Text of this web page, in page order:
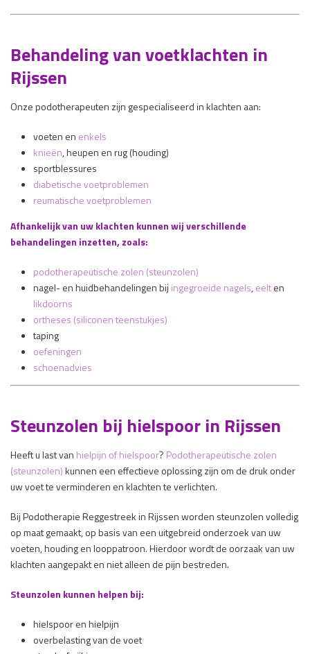
Behandeling van voetklachten in
Rijssen
Onze podotherapeuten zijn gespecialiseerd in klachten aan:
voeten en enkels
knieën, heupen en rug (houding)
sportblessures
diabetische voetproblemen
reumatische voetproblemen
Afhankelijk van uw klachten kunnen wij verschillende
behandelingen inzetten, zoals:
podotherapeutische zolen (steunzolen)
nagel- en huidbehandelingen bij ingegroeide nagels,eelten
likdoorns
ortheses (siliconen teenstukjes)
taping
oefeningen
schoenadvies
Steunzolen bij hielspoor in Rijssen
Heeft u last van hielpijn of hielspoor? Podotherapeutische zolen
(steunzolen)kunnen een effectieve oplossing zijn om de druk onder
uw voet te verminderen en klachten te verlichten.
Bij Podotherapie Reggestreek in Rijssen worden steunzolen volledig
op maat gemaakt, op basis van een uitgebreid onderzoek van uw
voeten, houding en looppatroon. Hierdoor wordt de oorzaak van uw
klachten aangepakt en niet alleen de pijn bestreden.
Steunzolen kunnen helpen bij:
hielspoor en hielpijn
overbelasting van de voet